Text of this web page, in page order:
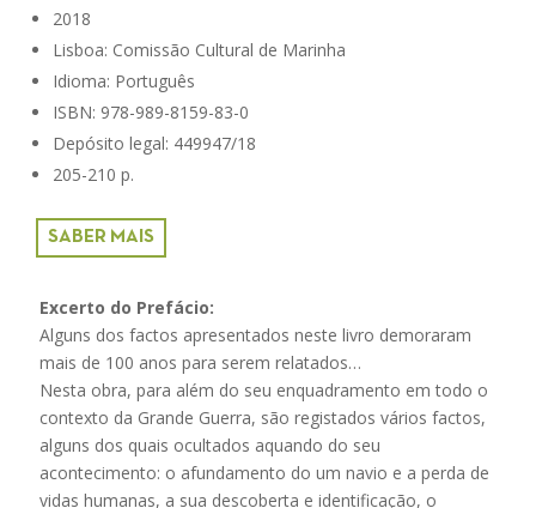
2018
Lisboa: Comissão Cultural de Marinha
Idioma: Português
ISBN: 978-989-8159-83-0
Depósito legal: 449947/18
205-210 p.
SABER MAIS
Excerto do Prefácio:
Alguns dos factos apresentados neste livro demoraram
mais de 100 anos para serem relatados…
Nesta obra, para além do seu enquadramento em todo o
contexto da Grande Guerra, são registados vários factos,
alguns dos quais ocultados aquando do seu
acontecimento: o afundamento do um navio e a perda de
vidas humanas, a sua descoberta e identificação, o